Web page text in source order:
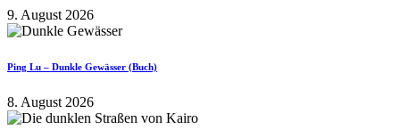
9. August 2026
Ping Lu – Dunkle Gewässer (Buch)
8. August 2026